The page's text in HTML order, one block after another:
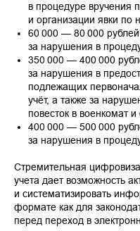
в процедуре вручения
и организации явки по
60 000 — 80 000
за нарушения в
350 000 — 400 000
за нарушения в
подлежащих
учёт, а также за
повесток в военкомат
400 000 — 500 000
за нарушения в
Стремительная
учета дает возможность
и систематизировать
формате как для
перед переход в